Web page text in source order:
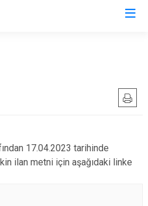
Taraklı
Adapazarı
17.04.2023 tarihinde
ilan metni için aşağıdaki linke